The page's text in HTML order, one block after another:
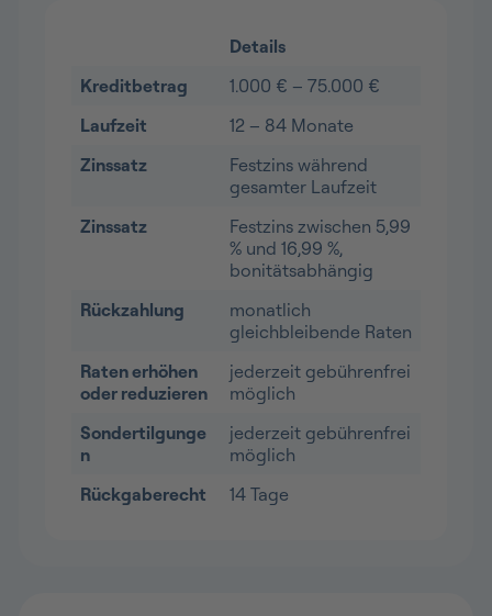
Details
Kreditbetrag
1.000 € – 75.000 €
Laufzeit
12 – 84 Monate
Zinssatz
Festzins während
gesamter Laufzeit
Zinssatz
Festzins zwischen 5,99
% und 16,99 %,
bonitätsabhängig
Rückzahlung
monatlich
gleichbleibende Raten
Raten erhöhen
oder reduzieren
jederzeit gebührenfrei
möglich
Sondertilgunge
n
jederzeit gebührenfrei
möglich
Rückgaberecht
14 Tage